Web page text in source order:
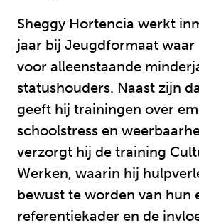
Sheggy Hortencia werkt
jaar bij Jeugdformaat
voor alleenstaande
statushouders. Naast zijn
geeft hij trainingen over
schoolstress en
verzorgt hij de training
Werken, waarin hij
bewust te worden van hun
referentiekader en de